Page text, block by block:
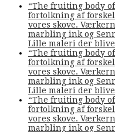
“The fruiting body
fortolkning af
vores skove.
marbling ink og
Lille maleri der
“The fruiting body
fortolkning af
vores skove.
marbling ink og
Lille maleri der
“The fruiting body
fortolkning af
vores skove.
marbling ink og